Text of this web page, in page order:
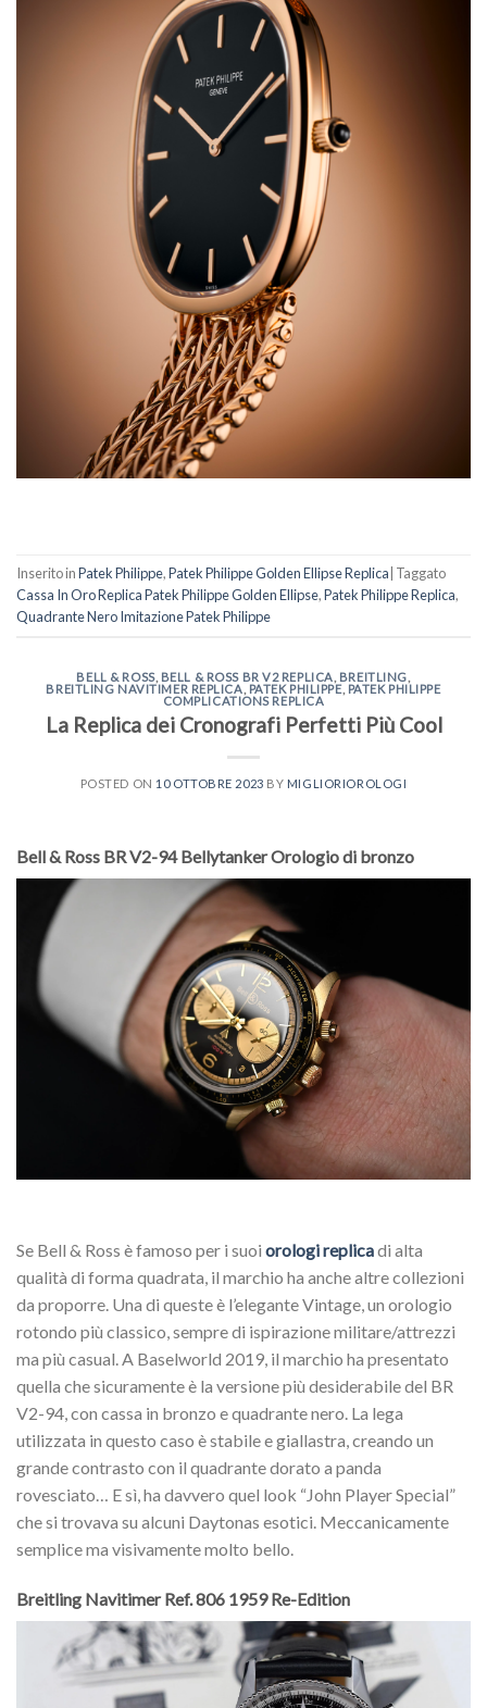
Inserito inPatek Philippe,Patek Philippe Golden Ellipse Replica Taggato
Cassa In Oro Replica Patek Philippe Golden Ellipse,Patek Philippe Replica,
Quadrante Nero Imitazione Patek Philippe
BELL & ROSS, BELL & ROSS BR V2 REPLICA, BREITLING,
BREITLING NAVITIMER REPLICA, PATEK PHILIPPE, PATEK PHILIPPE
COMPLICATIONS REPLICA
La Replica dei Cronografi Perfetti Più Cool
POSTED ON 10 OTTOBRE 2023 BY MIGLIORIOROLOGI
Bell & Ross BR V2-94 Bellytanker Orologio di bronzo
Se Bell & Ross è famoso per i suoi orologi replicadi alta
qualità di forma quadrata, il marchio ha anche altre collezioni
da proporre. Una di queste è l’elegante Vintage, un orologio
rotondo più classico, sempre di ispirazione militare/attrezzi
ma più casual. A Baselworld 2019, il marchio ha presentato
quella che sicuramente è la versione più desiderabile del BR
V2-94, con cassa in bronzo e quadrante nero. La lega
utilizzata in questo caso è stabile e giallastra, creando un
grande contrasto con il quadrante dorato a panda
rovesciato… E sì, ha davvero quel look “John Player Special”
che si trovava su alcuni Daytonas esotici. Meccanicamente
semplice ma visivamente molto bello.
Breitling Navitimer Ref. 806 1959 Re-Edition